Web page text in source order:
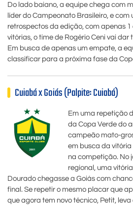
Do lado baiano, a equipe chega com
líder do Campeonato Brasileiro, e com
retrospectos da edição, com apenas
vitórias, o time de Rogério Ceni vai
Em busca de apenas um empate, a
classificar para a próxima fase da
Cuiabá x Goiás (Palpite: Cuiabá)
Em uma repetição
da Copa Verde do
campeão mato-
em busca da
na competição. No
regional, uma
Dourado chegasse a Goiás com
final. Se repetir o mesmo placar que
que agora tem novo técnico, Petit,